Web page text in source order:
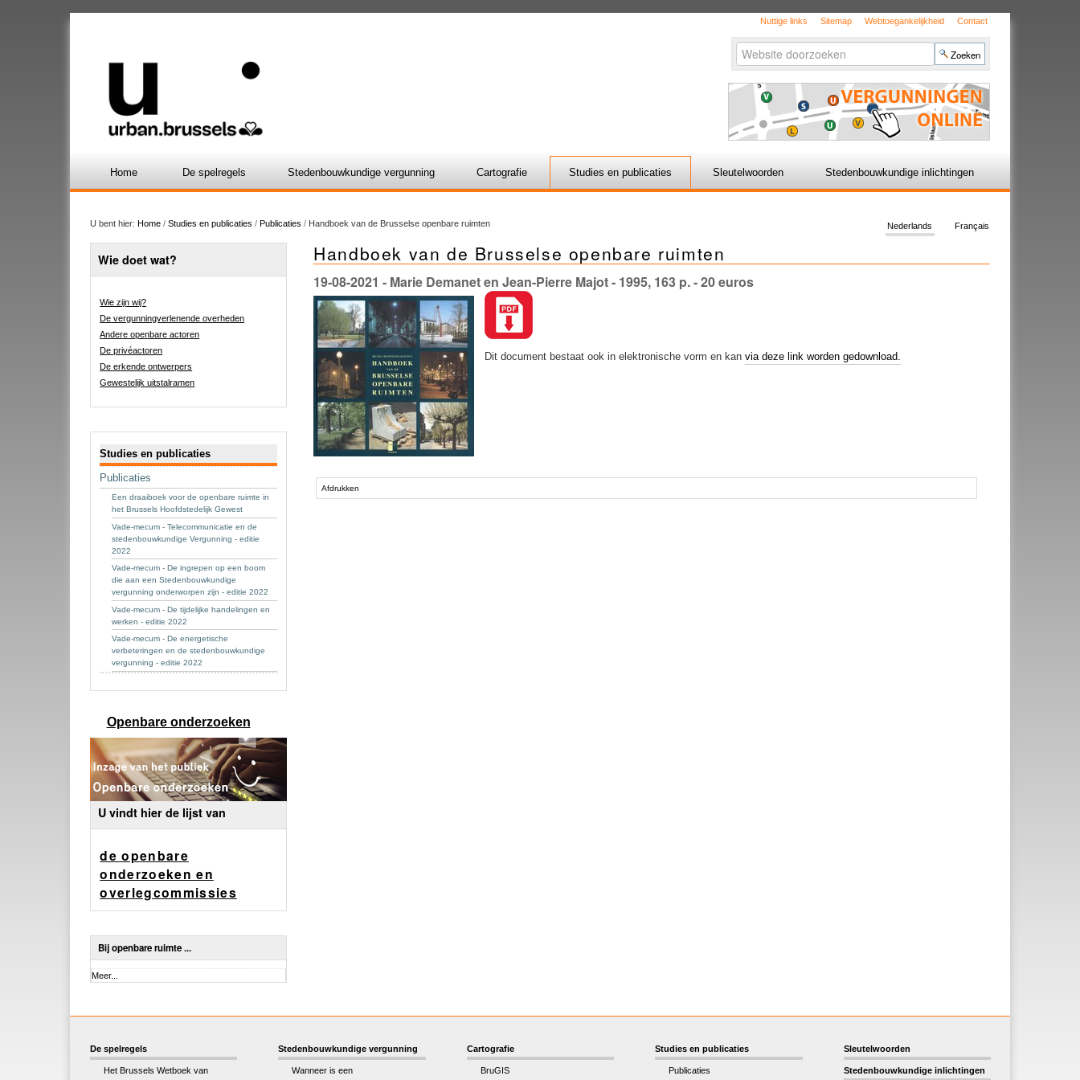
Nuttige links Sitemap Webtoegankelijkheid Contact
Zoek
zoeken...
Home De spelregels Stedenbouwkundige vergunning Cartografie Studies en publicaties Sleutelwoorden Stedenbouwkundige inlichtingen
U bent hier: Home / Studies en publicaties / Publicaties / Handboek van de Brusselse openbare ruimten Français
Nederlands
Wie doet wat?
Wie zijn wij?
De vergunningverlenende overheden
Andere openbare actoren
De privéactoren
De erkende ontwerpers
Gewestelijk uitstalramen
Studies en publicaties
Publicaties
Een draaiboek voor de openbare ruimte in
het Brussels Hoofdstedelijk Gewest
Vade-mecum - Telecommunicatie en de
stedenbouwkundige Vergunning - editie
2022
Vade-mecum - De ingrepen op een boom
die aan een Stedenbouwkundige
vergunning onderworpen zijn - editie 2022
Vade-mecum - De tijdelijke handelingen en
werken - editie 2022
Vade-mecum - De energetische
verbeteringen en de stedenbouwkundige
vergunning - editie 2022
Openbare onderzoeken
U vindt hier de lijst van
de openbare
onderzoeken en
overlegcommissies
Bij openbare ruimte ...
Bij
Meer...
Handboek van de Brusselse openbare ruimten
19-08-2021 - Marie Demanet en Jean-Pierre Majot - 1995, 163 p. - 20 euros
Dit document bestaat ook in elektronische vorm en kan via deze link worden gedownload.
Afdrukken
De spelregels
Het Brussels Wetboek van
Stedenbouwkundige vergunning
Wanneer is een
Cartografie
BruGIS
Studies en publicaties
Publicaties
Sleutelwoorden
Stedenbouwkundige inlichtingen